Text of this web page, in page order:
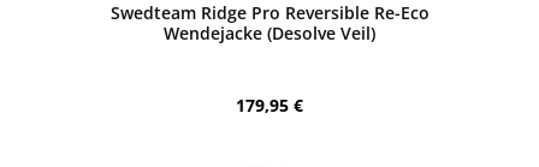
Swedteam Ridge Pro Reversible Re-Eco
Wendejacke (Desolve Veil)
Regulärer Preis:
179,95 €